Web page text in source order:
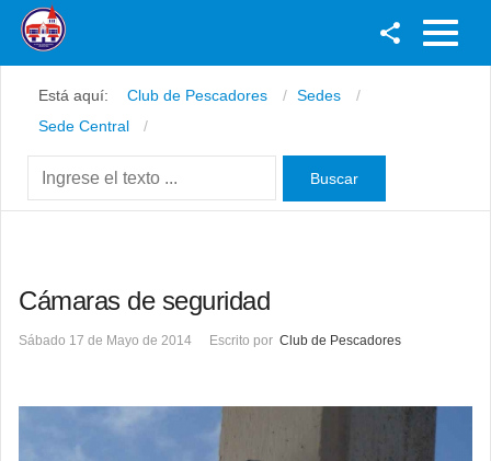
Youtube
Instagram
Está aquí: Club de Pescadores
Sedes
Sede Central
Cámaras de seguridad
Sábado 17 de Mayo de 2014 Escrito por Club de Pescadores